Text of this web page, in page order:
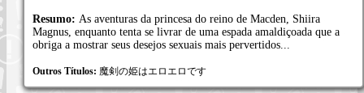
Resumo: As aventuras da princesa do reino de Macden, Shiira
Magnus, enquanto tenta se livrar de uma espada amaldiçoada que a
obriga a mostrar seus desejos sexuais mais pervertidos...
Outros Títulos: 魔剣の姫はエロエロです